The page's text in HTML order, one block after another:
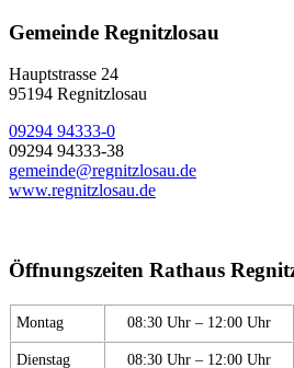
Gemeinde Regnitzlosau
Hauptstrasse 24
95194 Regnitzlosau
09294 94333-0
09294 94333-38
gemeinde@regnitzlosau.de
www.regnitzlosau.de
Öffnungszeiten Rathaus
Montag 08:30 Uhr – 12:00 Uhr
Dienstag 08:30 Uhr – 12:00 Uhr